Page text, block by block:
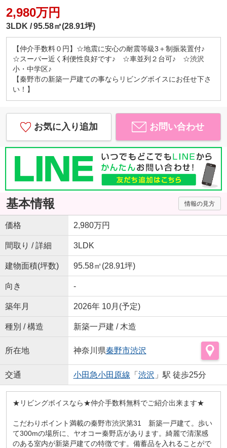
2,980万円
3LDK 95.58㎡(28.91坪)
【仲介手数料０円】☆地震に安心の耐震等級3＋制振装置付♪
☆スーパー近く利便性良好です♪ ☆車並列２台可♪ ☆渋沢
小・中学区♪
【秦野市の新築一戸建ての事ならリビングボイスにお任せ下さ
い！】
お気に入り追加 お問い合わせ
基本情報 情報の見方
価格 2,980万円
間取り / 詳細 3LDK
建物面積(坪数) 95.58㎡(28.91坪)
向き -
築年月 2026年 10月(予定)
種別 / 構造 新築一戸建 / 木造
所在地 神奈川県秦野市渋沢
交通 小田急小田原線 「 渋沢 」駅 徒歩25分
★リビングボイスなら★仲介手数料無料でご紹介出来ます★
こだわりポイント満載の秦野市渋沢第31 新築一戸建て。歩い
て300mの場所に、ヤオコー秦野店があります。綺麗で清潔感
のある室内が新築戸建ての特徴です。備蓄品を入れることがで